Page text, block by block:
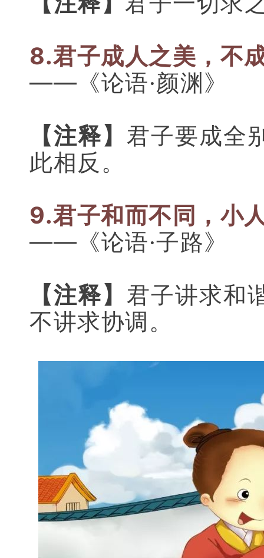
8.君子成人之美，不
——《论语·颜渊》
【注释】 君子要成全
此相反。
9.君子和而不同，小
——《论语·子路》
【注释】 君子讲求和
不讲求协调。